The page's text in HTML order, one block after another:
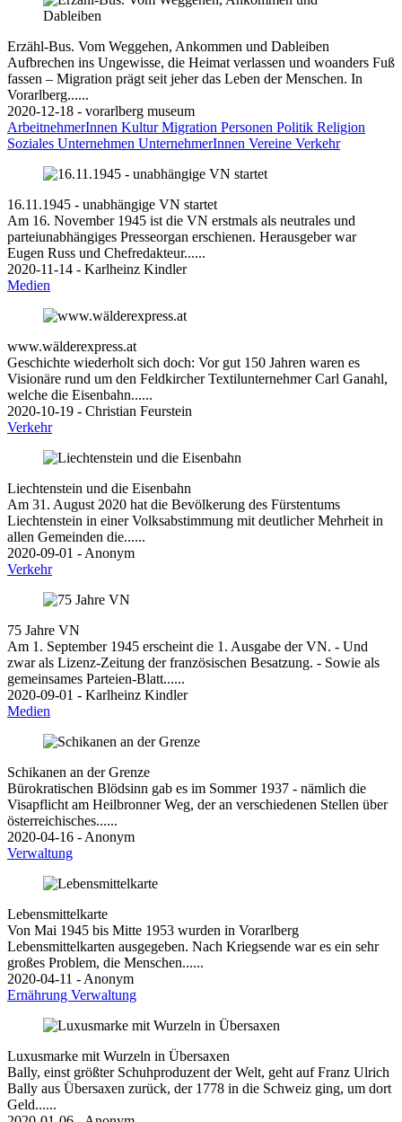
Erzähl-Bus. Vom Weggehen, Ankommen und Dableiben
Aufbrechen ins Ungewisse, die Heimat verlassen und woanders Fuß
fassen – Migration prägt seit jeher das Leben der Menschen. In
Vorarlberg......
2020-12-18 - vorarlberg museum
ArbeitnehmerInnen KulturMigration Personen Politik Religion
Soziales Unternehmen UnternehmerInnen Vereine Verkehr
16.11.1945 - unabhängige VN startet
Am 16. November 1945 ist die VN erstmals als neutrales und
parteiunabhängiges Presseorgan erschienen. Herausgeber war
Eugen Russ und Chefredakteur......
2020-11-14 - Karlheinz Kindler
Medien
www.wälderexpress.at
Geschichte wiederholt sich doch: Vor gut 150 Jahren waren es
Visionäre rund um den Feldkircher Textilunternehmer Carl Ganahl,
welche die Eisenbahn......
2020-10-19 - Christian Feurstein
Verkehr
Liechtenstein und die Eisenbahn
Am 31. August 2020 hat die Bevölkerung des Fürstentums
Liechtenstein in einer Volksabstimmung mit deutlicher Mehrheit in
allen Gemeinden die......
2020-09-01 - Anonym
Verkehr
75 Jahre VN
Am 1. September 1945 erscheint die 1. Ausgabe der VN. - Und
zwar als Lizenz-Zeitung der französischen Besatzung. - Sowie als
gemeinsames Parteien-Blatt......
2020-09-01 - Karlheinz Kindler
Medien
Schikanen an der Grenze
Bürokratischen Blödsinn gab es im Sommer 1937 - nämlich die
Visapflicht am Heilbronner Weg, der an verschiedenen Stellen über
österreichisches......
2020-04-16 - Anonym
Verwaltung
Lebensmittelkarte
Von Mai 1945 bis Mitte 1953 wurden in Vorarlberg
Lebensmittelkarten ausgegeben. Nach Kriegsende war es ein sehr
großes Problem, die Menschen......
2020-04-11 - Anonym
Ernährung Verwaltung
Luxusmarke mit Wurzeln in Übersaxen
Bally, einst größter Schuhproduzent der Welt, geht auf Franz Ulrich
Bally aus Übersaxen zurück, der 1778 in die Schweiz ging, um dort
Geld......